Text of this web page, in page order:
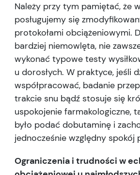
Należy przy tym pamiętać, że
posługujemy się
protokołami obciążeniowymi.
bardziej niemowlęta, nie
wykonać typowe testy
u dorosłych. W praktyce, jeśli
współpracować, badanie
trakcie snu bądź stosuje się
uspokojenie farmakologiczne,
było podać dobutaminę i
jednocześnie względny spokój
Ograniczenia i trudności w